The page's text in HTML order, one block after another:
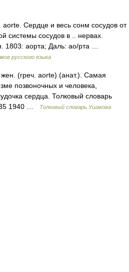
Сердце и весь сонм сосудов от
системы сосудов в .. нервах.
1803: аорта; Даль: ао/рта …
русского языка
(греч. aorte) (анат.). Самая
позвоночных и человека,
сердца. Толковый словарь
1940 …
Толковый словарь Ушакова